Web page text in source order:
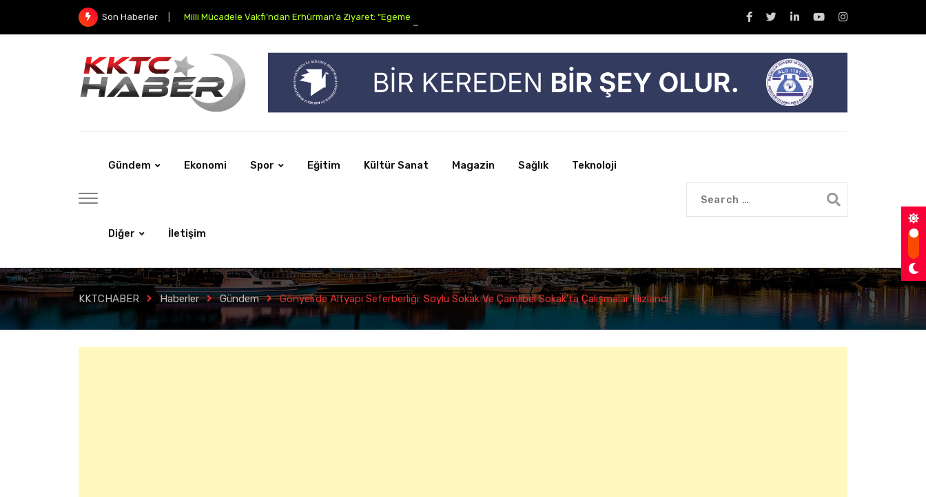
Son Haberler Milli Mücadele Vakfı’ndan Erhürman’a Ziyaret: “Egemenliğimiz Müzakere Konusu Yapılamaz”
Gündem Ekonomi Spor Eğitim Kültür Sanat Magazin Sağlık Teknoloji
Diğer İletişim
KKTCHABER Haberler Gündem Gönyeli’de Altyapı Seferberliği: Soylu Sokak Ve Çamlıbel Sokak’ta Çalışmalar Hızlandı